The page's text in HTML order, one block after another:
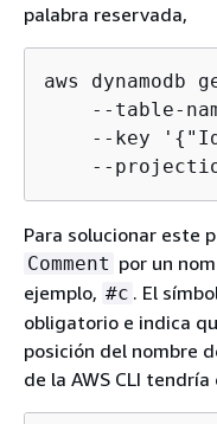
palabra reservada,
aws dynamodb
--table-
    --key '
{
--
Para solucionar este
Comment por un
ejemplo, #c . El
obligatorio e indica
posición del nombre
de la AWS CLI